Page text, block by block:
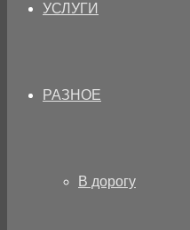
УСЛУГИ
РАЗНОЕ
В дорогу